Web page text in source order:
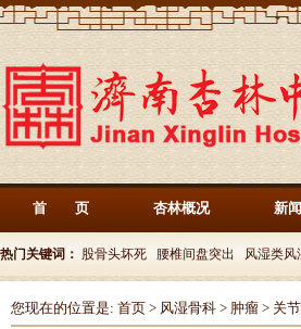
首 页 杏林概况 新
热门关键词： 股骨头坏死 腰椎间盘突出 风湿类风
您现在的位置是: 首页 > 风湿骨科 > 肿瘤 > 关